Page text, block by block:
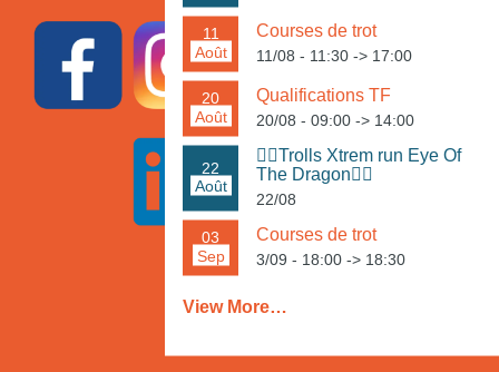
Août
11 Courses de trot
11/08 - 11:30 -> 17:00
Août
20 Qualifications TF
20/08 - 09:00 -> 14:00
Août
22
🏃‍♀️Trolls Xtrem run Eye Of
The Dragon🏃‍♂️
22/08
Sep
03 Courses de trot
3/09 - 18:00 -> 18:30
View More…